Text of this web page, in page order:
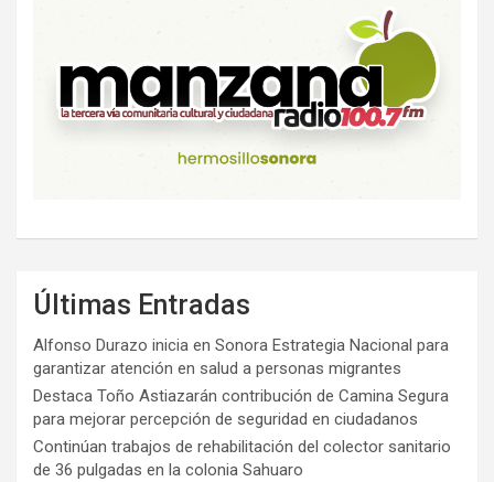
Últimas Entradas
Alfonso Durazo inicia en Sonora Estrategia Nacional para
garantizar atención en salud a personas migrantes
Destaca Toño Astiazarán contribución de Camina Segura
para mejorar percepción de seguridad en ciudadanos
Continúan trabajos de rehabilitación del colector sanitario
de 36 pulgadas en la colonia Sahuaro